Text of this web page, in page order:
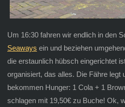
Um 16:30 fahren wir endlich in den
Seaways ein und beziehen
die erstaunlich hübsch eingerichtet
organisiert, das alles. Die Fähre legt
bekommen Hunger: 1 Cola + 1
schlagen mit 19,50€ zu Buche! Ok,